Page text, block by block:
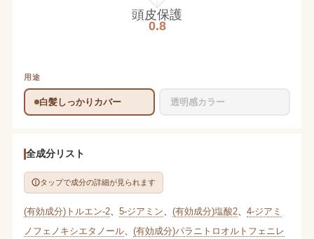
頭皮保護
0.8
用途
白髪しっかりカバー 透明感カラー
全成分リスト
タップで成分の詳細が見られます
(有効成分)トルエン-2、 5-ジアミン (有効成分)塩酸2、 4-ジアミ
ノフェノキシエタノール、 (有効成分)パラニトロオルトフェニレ